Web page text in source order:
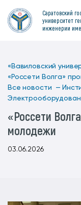
Саратовский
университет
инженерии
«Вавиловский
«Россети Волга»
Все новости —
«Россети
молодежи
03.06.2026